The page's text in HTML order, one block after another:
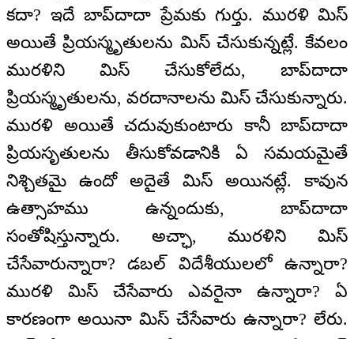
కదా? ఇదే బాప్‌దాదా ప్రేమకు గుర్తు. మురళి మిస్
అయితే ప్రియస్మృతులను మిస్ చేసుకున్నట్లే. కేవలం
మురళిని మిస్ చేసుకోలేదు, బాప్‌దాదా
ప్రియస్మృతులను, వరదానాలను మిస్ చేసుకున్నారు.
మురళి అయితే చదువుకుంటారు కానీ బాప్‌దాదా
ప్రియసృతులను తీసుకోవడానికి ఏ సమయమైతే
నిశ్చితమై ఉందో అదైతే మిస్ అయినట్లే. కావున
ఉత్సాహము ఉన్నందుకు, బాప్‌దాదా
సంతోషిస్తున్నారు. అచ్ఛా, మురళిని మిస్
చేసేవారున్నారా? డబల్ విదేశీయులలో ఉన్నారా?
మురళి మిస్ చేసేవారు ఎవరైనా ఉన్నారా? ఏ
కారణంగా అయినా మిస్ చేసేవారు ఉన్నారా? లేరు.